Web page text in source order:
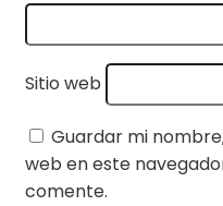
Sitio web
Guardar mi
web en este
comente.